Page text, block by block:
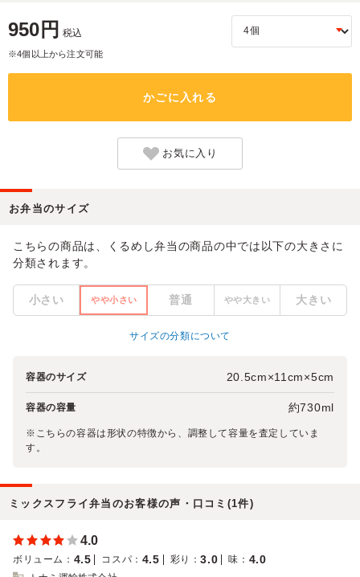
950円 税込
※4個以上から注文可能
かごに入れる
お気に入り
お弁当のサイズ
こちらの商品は、くるめし弁当の商品の中では以下の大きさに
分類されます。
小さい やや小さい 普通 やや大きい 大きい
サイズの分類について
容器のサイズ 20.5cm×11cm×5cm
容器の容量 約730ml
※こちらの容器は形状の特徴から、調整して容量を査定していま
す。
ミックスフライ弁当のお客様の声・口コミ(1件)
4.0
ボリューム ： 4.5 コスパ ： 4.5 彩り ：3.0 味 ： 4.0